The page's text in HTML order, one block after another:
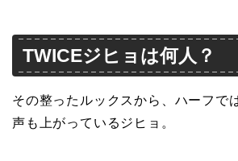
TWICEジヒョは何人？
その整ったルックスから、ハーフで
声も上がっているジヒョ。